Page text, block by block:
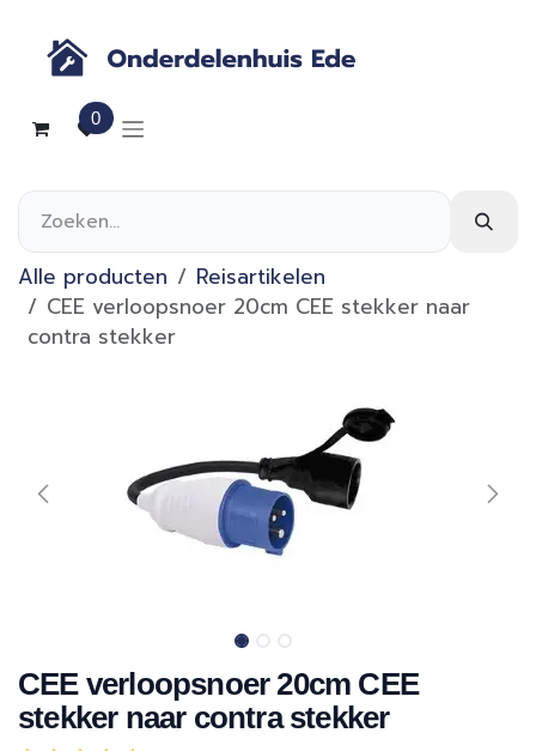
0
Alle producten
Reisartikelen
CEE verloopsnoer 20cm CEE stekker naar
contra stekker
CEE verloopsnoer 20cm CEE
stekker naar contra stekker